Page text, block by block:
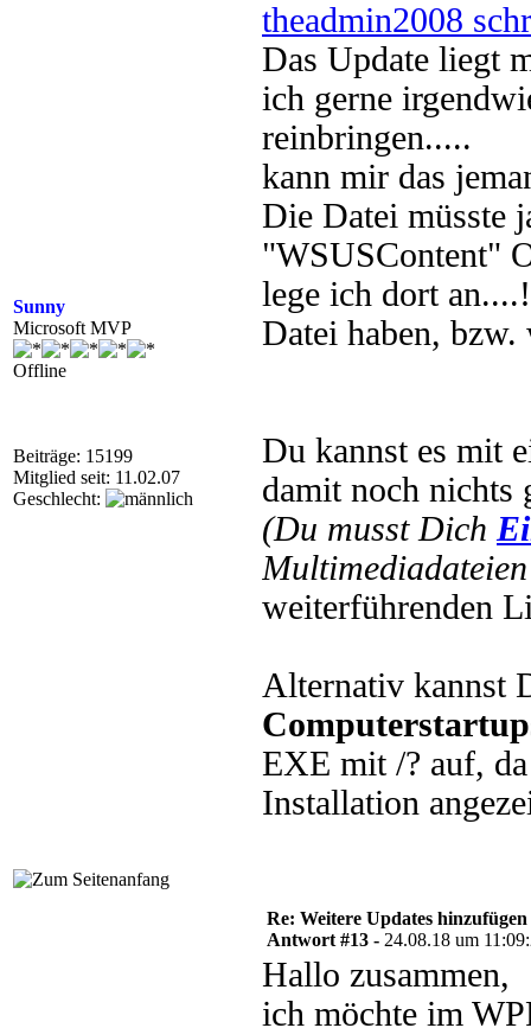
Sunny
Microsoft MVP
Offline
Beiträge: 15199
Mitglied seit: 11.02.07
Geschlecht:
theadmin2008
Das Update liegt
ich gerne
reinbringen.....
kann mir das
Die Datei müsste
"WSUSContent"
lege ich dort
Datei haben, bzw.
Du kannst es mit
damit noch nichts
(Du musst Dich
weiterführenden
Alternativ kannst
EXE mit /? auf,
Installation
Re: Weitere Updates hinzufügen
Antwort #13 - 24.08.18 um
Hallo zusammen,
ich möchte im